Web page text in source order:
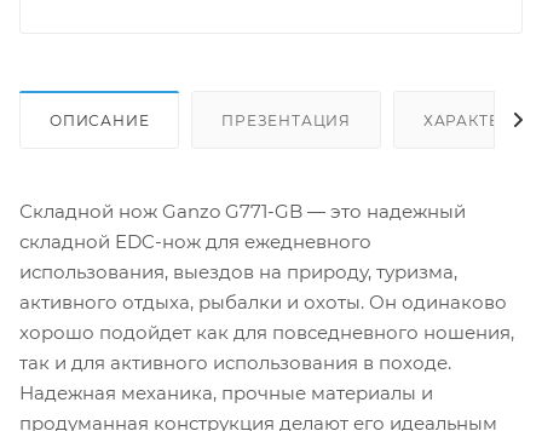
ОПИСАНИЕ ПРЕЗЕНТАЦИЯ
Складной нож Ganzo G771-GB — это надежный
складной EDC-нож для ежедневного
использования, выездов на природу, туризма,
активного отдыха, рыбалки и охоты. Он одинаково
хорошо подойдет как для повседневного ношения,
так и для активного использования в походе.
Надежная механика, прочные материалы и
продуманная конструкция делают его идеальным